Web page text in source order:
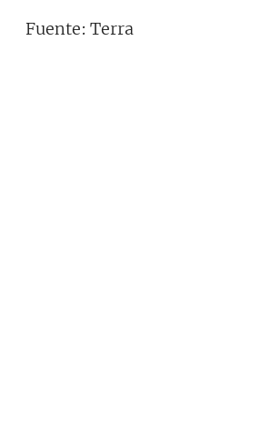
Fuente: Terra